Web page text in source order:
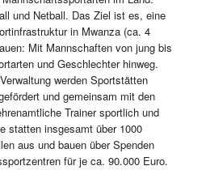
und Netball. Das Ziel ist es, eine
in Mwanza (ca. 4
Mit Mannschaften von jung bis
und Geschlechter hinweg.
werden Sportstätten
und gemeinsam mit den
Trainer sportlich und
statten insgesamt über 1000
aus und bauen über Spenden
für je ca. 90.000 Euro.